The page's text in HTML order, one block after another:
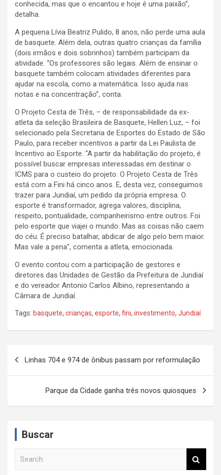
conhecida, mas que o encantou e hoje é uma paixão”,
detalha.
A pequena Lívia Beatriz Pulido, 8 anos, não perde uma aula
de basquete. Além dela, outras quatro crianças da família
(dois irmãos e dois sobrinhos) também participam da
atividade. “Os professores são legais. Além de ensinar o
basquete também colocam atividades diferentes para
ajudar na escola, como a matemática. Isso ajuda nas
notas e na concentração”, conta.
O Projeto Cesta de Três, – de responsabilidade da ex-
atleta da seleção Brasileira de Basquete, Hellen Luz, – foi
selecionado pela Secretaria de Esportes do Estado de São
Paulo, para receber incentivos a partir da Lei Paulista de
Incentivo ao Esporte. “A partir da habilitação do projeto, é
possível buscar empresas interessadas em destinar o
ICMS para o custeio do projeto. O Projeto Cesta de Três
está com a Fini há cinco anos. E, desta vez, conseguimos
trazer para Jundiaí, um pedido da própria empresa. O
esporte é transformador, agrega valores, disciplina,
respeito, pontualidade, companheirismo entre outros. Foi
pelo esporte que viajei o mundo. Mas as coisas não caem
do céu. É preciso batalhar, abdicar de algo pelo bem maior.
Mas vale a pena”, comenta a atleta, emocionada.
O evento contou com a participação de gestores e
diretores das Unidades de Gestão da Prefeitura de Jundiaí
e do vereador Antonio Carlos Albino, representando a
Câmara de Jundiaí.
Tags: basquete, crianças, esporte, fini, investimento, Jundiaí
Linhas 704 e 974 de ônibus passam por reformulação
Parque da Cidade ganha três novos quiosques
Buscar